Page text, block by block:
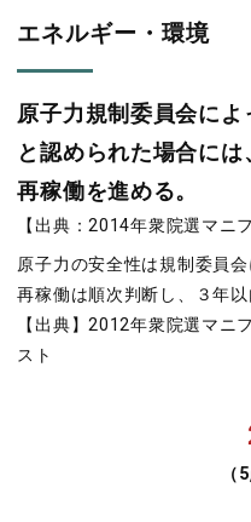
エネルギー・環境
原子力規制委員会に
と認められた場合に
再稼働を進める。
【出典：2014年衆院選マニ
原子力の安全性は規制委員
再稼働は順次判断し、３年
【出典】2012年衆院選マニ
スト
（